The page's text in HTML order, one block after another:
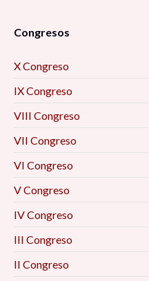
Congresos
X Congreso
IX Congreso
VIII Congreso
VII Congreso
VI Congreso
V Congreso
IV Congreso
III Congreso
II Congreso